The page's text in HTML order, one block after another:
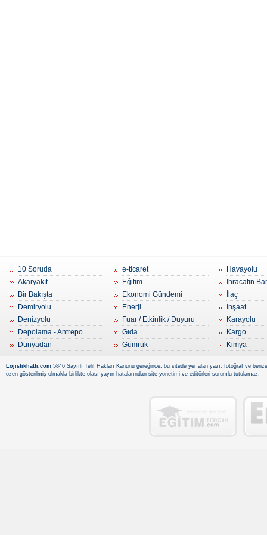
10 Soruda
Akaryakıt
Bir Bakışta
Demiryolu
Denizyolu
Depolama - Antrepo
Dünyadan
e-ticaret
Eğitim
Ekonomi Gündemi
Enerji
Fuar / Etkinlik / Duyuru
Gıda
Gümrük
Havayolu
İhracatın
İlaç
İnşaat
Karayolu
Kargo
Kimya
Lojistikhatti.com 5846 Sayıılı Telif Hakları Kanunu gereğince, bu sitede yer alan yazı, fotoğraf ve
özen gösterilmiş olmakla birlikte olası yayın hatalarından site yönetimi ve editörleri sorumlu tutulamaz.